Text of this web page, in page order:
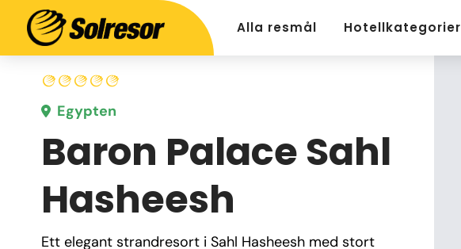
Alla resmål Hotellkategorier
Egypten
Baron Palace Sahl
Hasheesh
Ett elegant strandresort i Sahl Hasheesh med stort